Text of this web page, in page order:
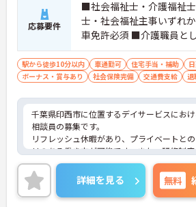
応募要件
■社会福祉士・介護福祉
士・社会福祉主事いずれ
車免許必須 ■介護職員と
駅から徒歩10分以内 車通勤可 住宅手当・補助
ボーナス・賞与あり
社会保険完備 交通費支給 退
千葉県印西市に位置するデイサービスにお
相談員の募集です。
リフレッシュ休暇があり、プライベートと
リのある働き方が可能です。また、研修制
り、働きながらスキルアップが目指せる環
ご興味のある方には、面接対策ポイントなど
に詳細をご案内しますのでお気軽にご相談く
い！
詳細を見る 無料